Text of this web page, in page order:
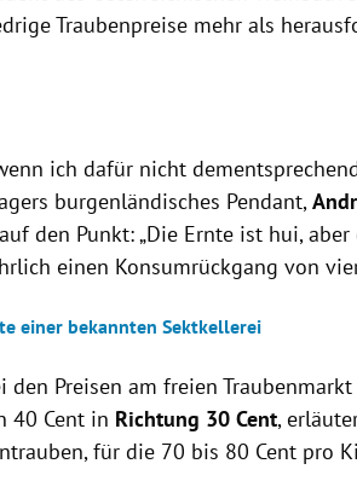
Traubenpreise mehr als
ich dafür nicht
burgenländisches Pendant,
den Punkt: „Die Ernte ist hui,
einen Konsumrückgang von
einer bekannten Sektkellerei
den Preisen am freien
40 Cent in Richtung 30 Cent,
für die 70 bis 80 Cent pro